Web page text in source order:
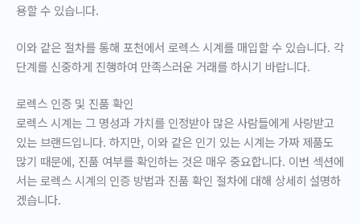
용할 수 있습니다.
이와 같은 절차를 통해 포천에서 로렉스 시계를 매입할 수 있습니다. 각
단계를 신중하게 진행하여 만족스러운 거래를 하시기 바랍니다.
로렉스 인증 및 진품 확인
로렉스 시계는 그 명성과 가치를 인정받아 많은 사람들에게 사랑받고
있는 브랜드입니다. 하지만, 이와 같은 인기 있는 시계는 가짜 제품도
많기 때문에, 진품 여부를 확인하는 것은 매우 중요합니다. 이번 섹션에
서는 로렉스 시계의 인증 방법과 진품 확인 절차에 대해 상세히 설명하
겠습니다.